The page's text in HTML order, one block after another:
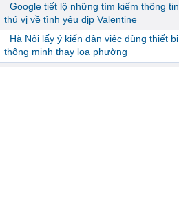
Google tiết lộ những tìm kiếm thông tin
thú vị về tình yêu dịp Valentine
Hà Nội lấy ý kiến dân việc dùng thiết bị
thông minh thay loa phường